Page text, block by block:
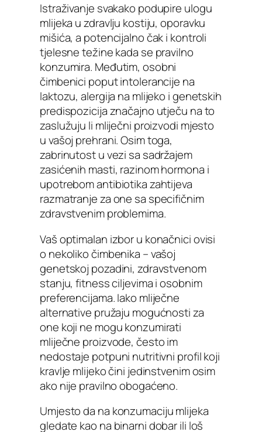
Istraživanje svakako podupire ulogu
mlijeka u zdravlju kostiju, oporavku
mišića, a potencijalno čak i kontroli
tjelesne težine kada se pravilno
konzumira. Međutim, osobni
čimbenici poput intolerancije na
laktozu, alergija na mlijeko i genetskih
predispozicija značajno utječu na to
zaslužuju li mliječni proizvodi mjesto
u vašoj prehrani. Osim toga,
zabrinutost u vezi sa sadržajem
zasićenih masti, razinom hormona i
upotrebom antibiotika zahtijeva
razmatranje za one sa specifičnim
zdravstvenim problemima.
Vaš optimalan izbor u konačnici ovisi
o nekoliko čimbenika – vašoj
genetskoj pozadini, zdravstvenom
stanju, fitness ciljevima i osobnim
preferencijama. Iako mliječne
alternative pružaju mogućnosti za
one koji ne mogu konzumirati
mliječne proizvode, često im
nedostaje potpuni nutritivni profil koji
kravlje mlijeko čini jedinstvenim osim
ako nije pravilno obogaćeno.
Umjesto da na konzumaciju mlijeka
gledate kao na binarni dobar ili loš